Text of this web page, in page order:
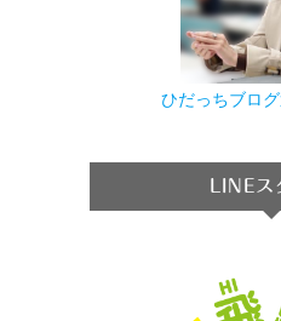
ひだっちブロ
LINE